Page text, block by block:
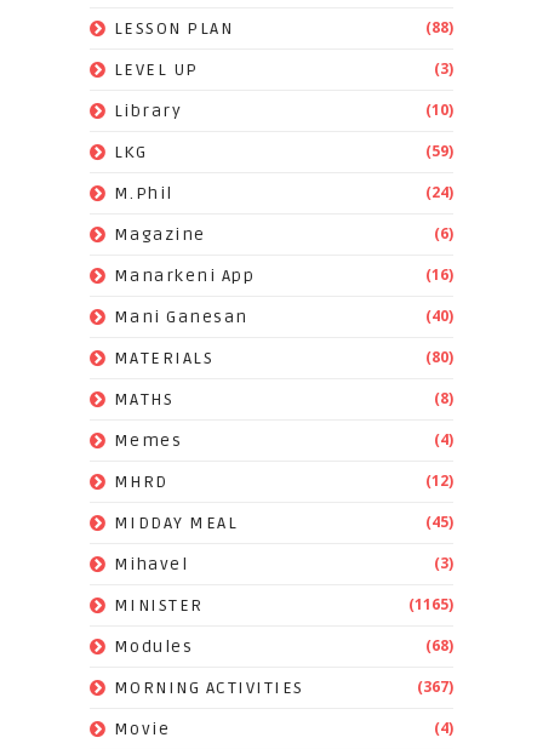
LESSON PLAN (88)
LEVEL UP (3)
Library (10)
LKG (59)
M.Phil (24)
Magazine (6)
Manarkeni App (16)
Mani Ganesan (40)
MATERIALS (80)
MATHS (8)
Memes (4)
MHRD (12)
MIDDAY MEAL (45)
Mihavel (3)
MINISTER (1165)
Modules (68)
MORNING ACTIVITIES (367)
Movie (4)